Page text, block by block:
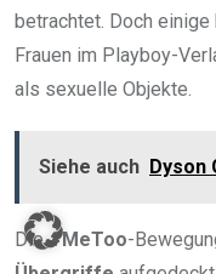
betrachtet. Doch
Frauen im Playboy-
als sexuelle Objekte.
Siehe auch Dyson
Die#MeToo-